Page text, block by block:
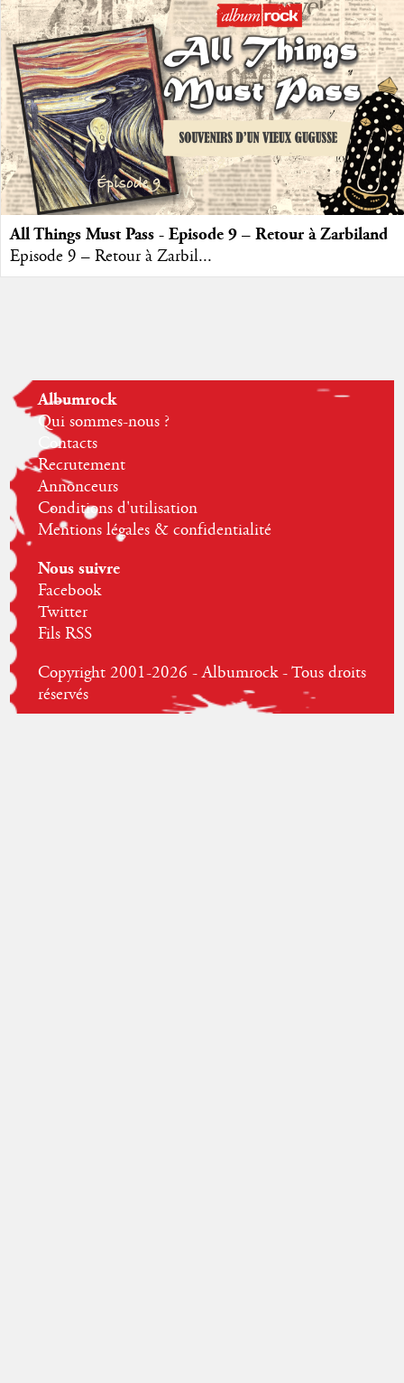
All Things Must Pass - Episode 9 – Retour à Zarbiland
Episode 9 – Retour à Zarbil...
Albumrock
Qui sommes-nous ?
Contacts
Recrutement
Annonceurs
Conditions d'utilisation
Mentions légales & confidentialité
Nous suivre
Facebook
Twitter
Fils RSS
Copyright 2001-2026 - Albumrock - Tous droits
réservés